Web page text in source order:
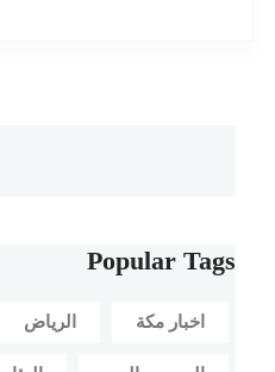
Popular Tags
اخبار مكة الرياض